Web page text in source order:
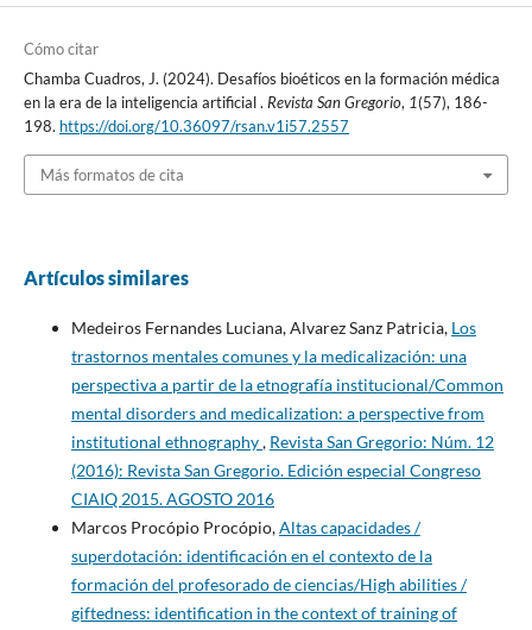
Cómo citar
Chamba Cuadros, J. (2024). Desafíos bioéticos en la formación médica
en la era de la inteligencia artificial . Revista San Gregorio, 1(57), 186-
198. https://doi.org/10.36097/rsan.v1i57.2557
Más formatos de cita
Artículos similares
Medeiros Fernandes Luciana, Alvarez Sanz Patricia, Los
trastornos mentales comunes y la medicalización: una
perspectiva a partir de la etnografía institucional/Common
mental disorders and medicalization: a perspective from
institutional ethnography, Revista San Gregorio: Núm. 12
(2016): Revista San Gregorio. Edición especial Congreso
CIAIQ 2015. AGOSTO 2016
Marcos Procópio Procópio,Altas capacidades /
superdotación: identificación en el contexto de la
formación del profesorado de ciencias/High abilities /
giftedness: identification in the context of training of